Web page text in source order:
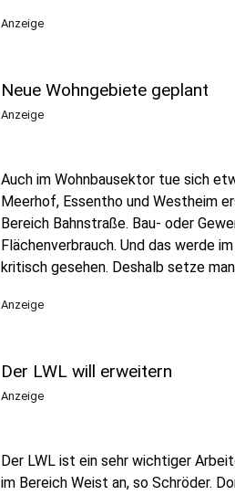
Anzeige
Neue Wohngebiete geplant
Anzeige
Auch im Wohnbausektor tue sich
Meerhof, Essentho und Westheim
Bereich Bahnstraße. Bau- oder
Flächenverbrauch. Und das werde
kritisch gesehen. Deshalb setze
Anzeige
Der LWL will erweitern
Anzeige
Der LWL ist ein sehr wichtiger
im Bereich Weist an, so Schröder.